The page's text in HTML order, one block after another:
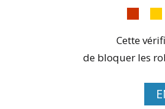
Cette
de bloquer les